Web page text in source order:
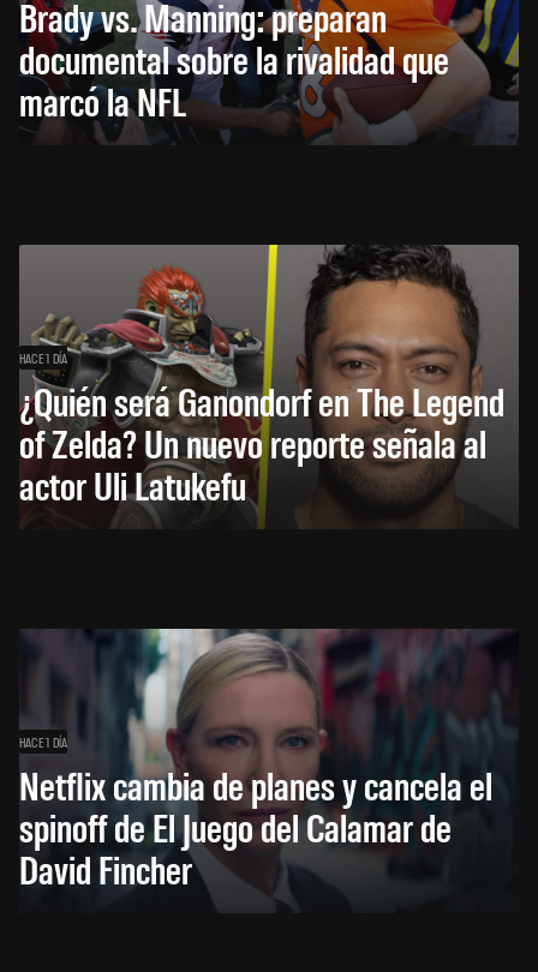
Brady vs. Manning: preparan
documental sobre la rivalidad que
marcó la NFL
HACE 1 DÍA
¿Quién será Ganondorf en The Legend
of Zelda? Un nuevo reporte señala al
actor Uli Latukefu
HACE 1 DÍA
Netflix cambia de planes y cancela el
spinoff de El Juego del Calamar de
David Fincher